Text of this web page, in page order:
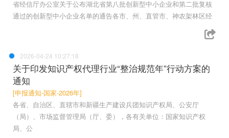
省经信厅办公室关于公布湖北省第八批创新型中小企业和第二批复核
通过的创新型中小企业名单的通告各市、州、直管市、神农架林区经
2026-04-24 10:27:18
关于印发知识产权代理行业“整治规范年”行动方案的
通知
[申报通知-国家-2026年]
各省、自治区、直辖市和新疆生产建设兵团知识产权局、公安厅
（局）、市场监督管理局（厅、委），各有关单位：国家知识产权
局、公